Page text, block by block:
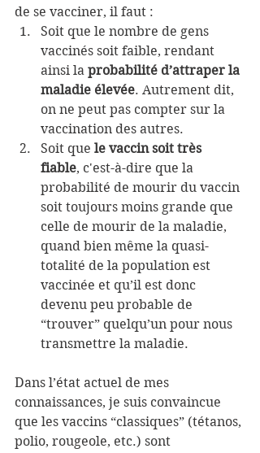
de se vacciner, il faut :
Soit que le nombre de gens
vaccinés soit faible, rendant
ainsi la probabilité d’attraper la
maladie élevée. Autrement dit,
on ne peut pas compter sur la
vaccination des autres.
Soit que le vaccin soit très
fiable, c'est-à-dire que la
probabilité de mourir du vaccin
soit toujours moins grande que
celle de mourir de la maladie,
quand bien même la quasi-
totalité de la population est
vaccinée et qu’il est donc
devenu peu probable de
“trouver” quelqu’un pour nous
transmettre la maladie.
Dans l’état actuel de mes
connaissances, je suis convaincue
que les vaccins “classiques” (tétanos,
polio, rougeole, etc.) sont